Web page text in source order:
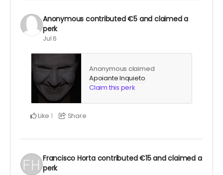
Anonymous contributed€5 and claimed a
perk
Jul 6
Anonymous claimed
Apoiante Inquieto.
Claim this perk
Like 1 Share
Francisco Horta contributed€15and claimed a
perk